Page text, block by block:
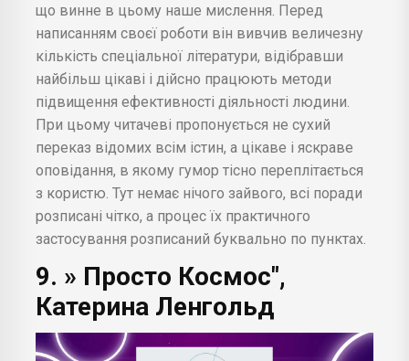
що винне в цьому наше мислення. Перед
написанням своєї роботи він вивчив величезну
кількість спеціальної літератури, відібравши
найбільш цікаві і дійсно працюють методи
підвищення ефективності діяльності людини.
При цьому читачеві пропонується не сухий
переказ відомих всім істин, а цікаве і яскраве
оповідання, в якому гумор тісно переплітається
з користю. Тут немає нічого зайвого, всі поради
розписані чітко, а процес їх практичного
застосування розписаний буквально по пунктах.
9. » Просто Космос",
Катерина Ленгольд